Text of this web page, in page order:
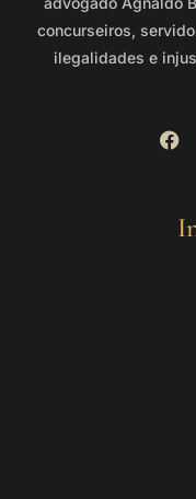
concurseiros,
ilegalidades e